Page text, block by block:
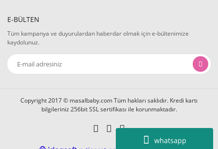
whatsapp
E-BÜLTEN
Tüm kampanya ve duyurulardan haberdar olmak için e-bültenimize
kaydolunuz.
Copyright 2017 © masalbaby.com Tüm hakları saklıdır. Kredi kartı
bilgileriniz 256bit SSL sertifikası ile korunmaktadır.